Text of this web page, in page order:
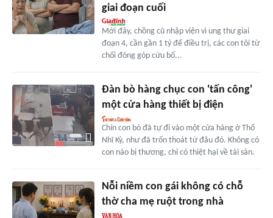
giai đoạn cuối
Mới đây, chồng cũ nhập viện vì ung thư giai
đoạn 4, cần gần 1 tỷ để điều trị, các con tôi từ
chối đóng góp cứu bố...
Đàn bò hàng chục con 'tấn công'
một cửa hàng thiết bị điện
Chín con bò đã tự đi vào một cửa hàng ở Thổ
Nhĩ Kỳ, như đã trốn thoát từ đâu đó. Không có
con nào bị thương, chỉ có thiệt hại về tài sản.
Nỗi niềm con gái không có chỗ
thờ cha mẹ ruột trong nhà